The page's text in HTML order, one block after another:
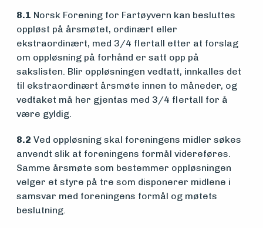
8.1 Norsk Forening for Fartøyvern kan besluttes
oppløst på årsmøtet, ordinært eller
ekstraordinært, med 3/4 flertall etter at forslag
om oppløsning på forhånd er satt opp på
sakslisten. Blir oppløsningen vedtatt, innkalles det
til ekstraordinært årsmøte innen to måneder, og
vedtaket må her gjentas med 3/4 flertall for å
være gyldig.
8.2 Ved oppløsning skal foreningens midler søkes
anvendt slik at foreningens formål videreføres.
Samme årsmøte som bestemmer oppløsningen
velger et styre på tre som disponerer midlene i
samsvar med foreningens formål og møtets
beslutning.